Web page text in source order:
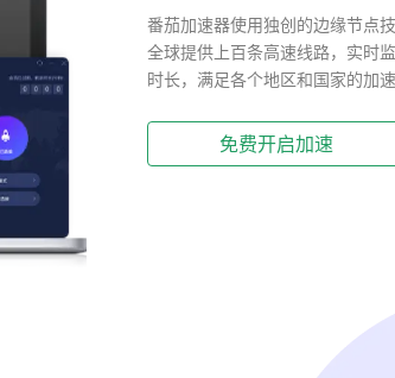
番茄加速器使用独创的边缘节点
全球提供上百条高速线路，实时
时长，满足各个地区和国家的加
免费开启加速